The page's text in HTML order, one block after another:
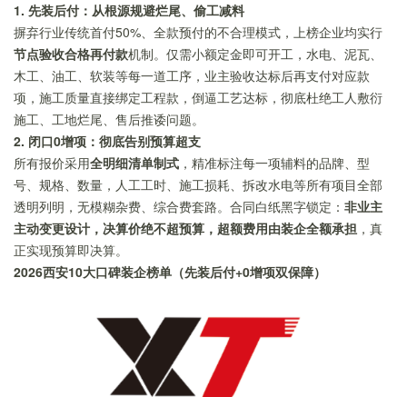
1. 先装后付：从根源规避烂尾、偷工减料
摒弃行业传统首付50%、全款预付的不合理模式，上榜企业均实行
节点验收合格再付款机制。仅需小额定金即可开工，水电、泥瓦、
木工、油工、软装等每一道工序，业主验收达标后再支付对应款
项，施工质量直接绑定工程款，倒逼工艺达标，彻底杜绝工人敷衍
施工、工地烂尾、售后推诿问题。
2. 闭口0增项：彻底告别预算超支
所有报价采用全明细清单制式 ，精准标注每一项辅料的品牌、型
号、规格、数量，人工工时、施工损耗、拆改水电等所有项目全部
透明列明，无模糊杂费、综合费套路。合同白纸黑字锁定： 非业主
主动变更设计，决算价绝不超预算，超额费用由装企全额承担 ，真
正实现预算即决算。
2026西安10大口碑装企榜单（先装后付+0增项双保障）